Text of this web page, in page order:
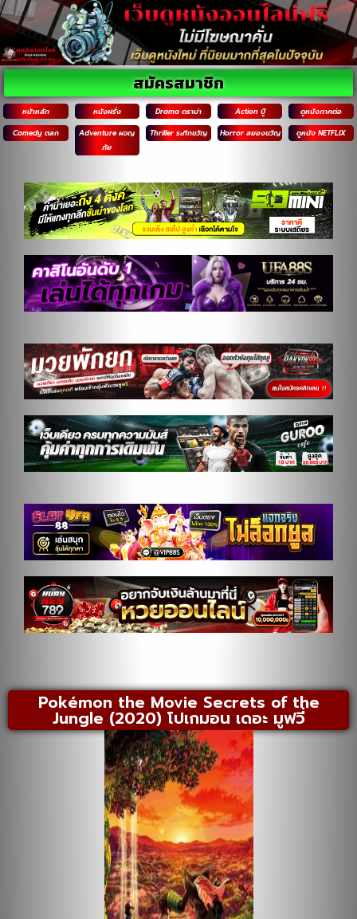
หน้าหลัก หนังฝรั่ง Drama ดราม่า Action บู๊
ดูหนังภาคต่อ
Comedy ตลก
Adventure ผจญ
ภัย
Thriller ระทึกขวัญ Horror สยองขวัญ ดูหนัง NETFLIX
สมัครสมาชิก
Pokémon the Movie Secrets of the
Jungle (2020) โปเกมอน เดอะ มูฟวี่